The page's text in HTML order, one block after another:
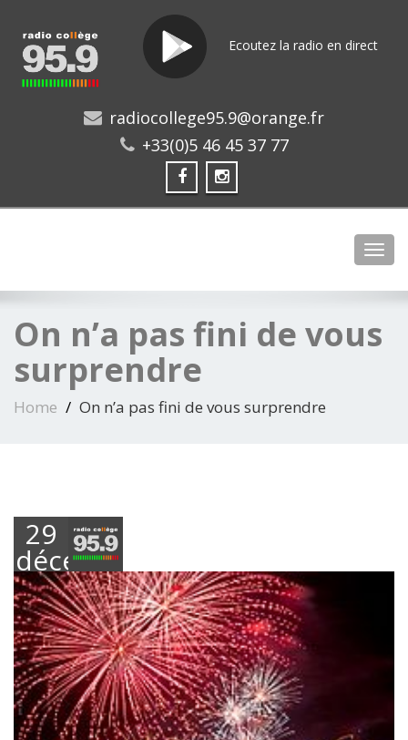
Ecoutez la radio en direct
radiocollege95.9@orange.fr
+33(0)5 46 45 37 77
On n’a pas fini de vous
surprendre
Home On n’a pas fini de vous surprendre
29
décembre
2023